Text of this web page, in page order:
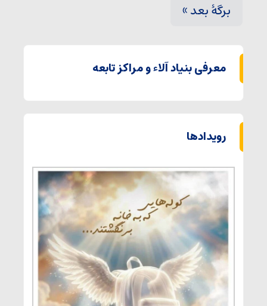
برگهٔ بعد »
معرفی بنیاد آلاء و مراکز تابعه
رویدادها